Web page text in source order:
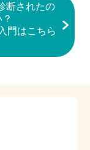
断されたの
門はこちら